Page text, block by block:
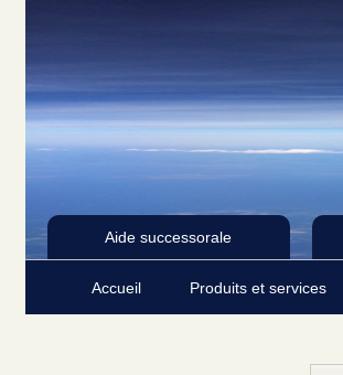
Aide successorale
Accueil Produits et services